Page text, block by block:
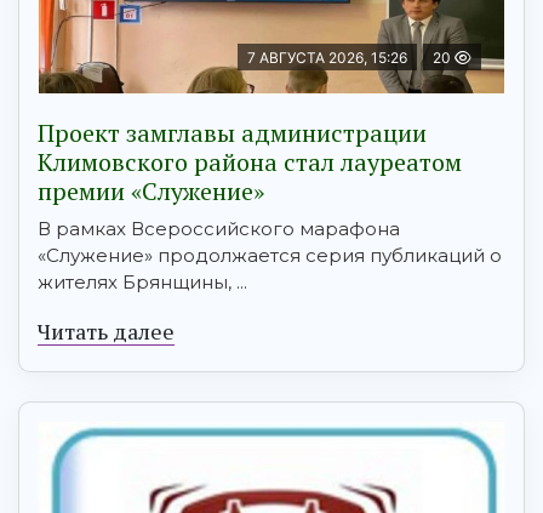
7 АВГУСТА 2026, 15:26 20
Проект замглавы администрации
Климовского района стал лауреатом
премии «Служение»
В рамках Всероссийского марафона
«Служение» продолжается серия публикаций о
жителях Брянщины, ...
Читать далее